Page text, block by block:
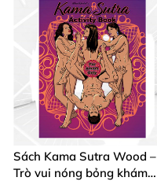
Sách Kama Sutra Wood –
Trò vui nóng bỏng khám